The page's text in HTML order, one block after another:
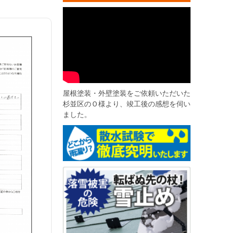
屋根塗装・外壁塗装をご依頼いただいた
杉並区のＯ様より、竣工後の感想を伺い
ました。